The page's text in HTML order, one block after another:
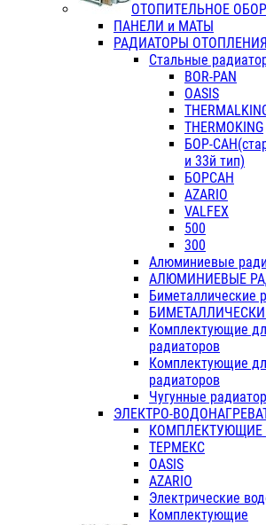
ОТОПИТЕЛЬНОЕ
ПАНЕЛИ и МАТЫ
РАДИАТОРЫ ОТОПЛЕНИЯ
Стальные
BOR-PAN
OASIS
THERMOKING
БОР-
и 33й тип)
БОРСАН
AZARIO
VALFEX
500
300
Алюминиевые
АЛЮМИНИЕВЫЕ
Биметаллические
Комплектующие
радиаторов
Комплектующие
радиаторов
Чугунные
ЭЛЕКТРО-
КОМПЛЕКТУЮЩИЕ
ТЕРМЕКС
OASIS
AZARIO
Электрические
Комплектующие